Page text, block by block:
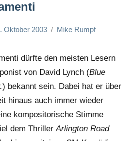
Oktober 2003 Mike Rumpf
dürfte den meisten Lesern
von David Lynch (Blue
) bekannt sein. Dabei hat er über
hinaus auch immer wieder
kompositorische Stimme
dem ThrillerArlington Road